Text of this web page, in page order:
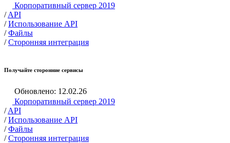
Корпоративный сервер 2019
/ API
/ Использование API
/ Файлы
/ Сторонняя интеграция
Получайте сторонние сервисы
Обновлено: 12.02.26
Корпоративный сервер 2019
/ API
/ Использование API
/ Файлы
/ Сторонняя интеграция